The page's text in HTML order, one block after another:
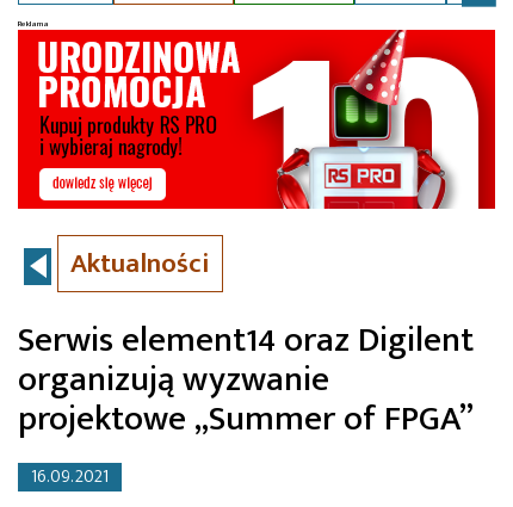
Aktualności
Serwis element14 oraz Digilent
organizują wyzwanie
projektowe „Summer of FPGA”
16.09.2021